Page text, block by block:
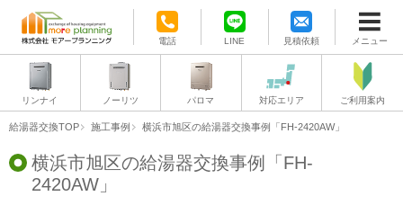
電話 LINE 見積依頼 メニュー
リンナイ ノーリツ パロマ 対応エリア ご利用案内
給湯器交換TOP 施工事例 横浜市旭区の給湯器交換事例「FH-2420AW」
横浜市旭区の給湯器交換事例「FH-
2420AW」